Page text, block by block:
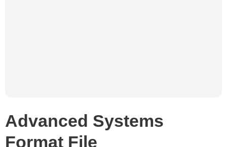
Advanced Systems
Format File